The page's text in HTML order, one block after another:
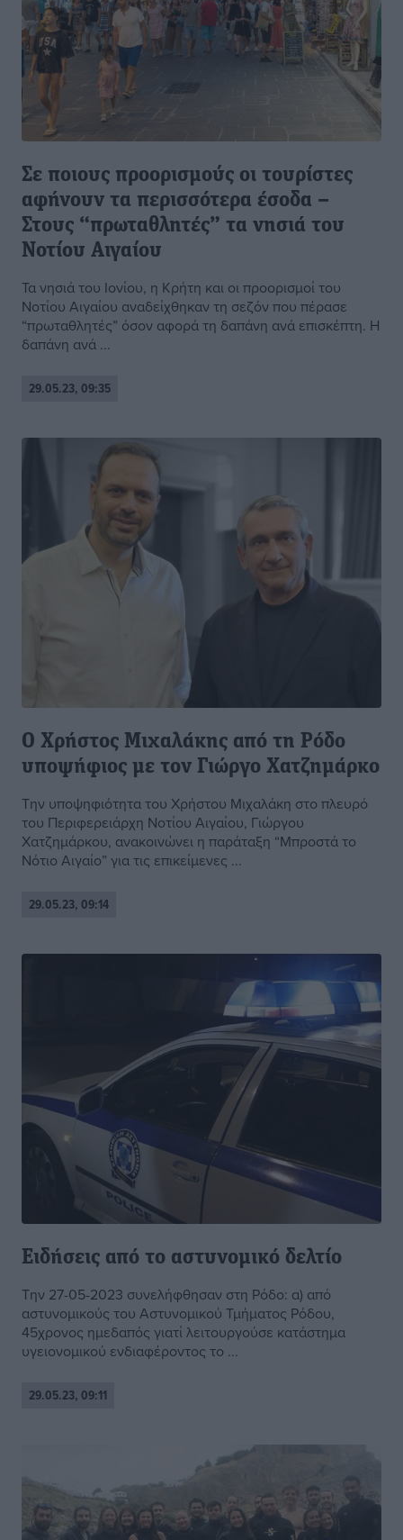
Σε ποιους προορισμούς οι τουρίστες
αφήνουν τα περισσότερα έσοδα –
Στους “πρωταθλητές” τα νησιά του
Νοτίου Αιγαίου
Τα νησιά του Ιονίου, η Κρήτη και οι προορισμοί του
Νοτίου Αιγαίου αναδείχθηκαν τη σεζόν που πέρασε
“πρωταθλητές” όσον αφορά τη δαπάνη ανά επισκέπτη. Η
δαπάνη ανά ...
29.05.23, 09:35
Ο Χρήστος Μιχαλάκης από τη Ρόδο
υποψήφιος με τον Γιώργο Χατζημάρκο
Την υποψηφιότητα του Χρήστου Μιχαλάκη στο πλευρό
του Περιφερειάρχη Νοτίου Αιγαίου, Γιώργου
Χατζημάρκου, ανακοινώνει η παράταξη “Μπροστά το
Νότιο Αιγαίο” για τις επικείμενες ...
29.05.23, 09:14
Ειδήσεις από το αστυνομικό δελτίο
Την 27-05-2023 συνελήφθησαν στη Ρόδο: α) από
αστυνομικούς του Αστυνομικού Τμήματος Ρόδου,
45χρονος ημεδαπός γιατί λειτουργούσε κατάστημα
υγειονομικού ενδιαφέροντος το ...
29.05.23, 09:11